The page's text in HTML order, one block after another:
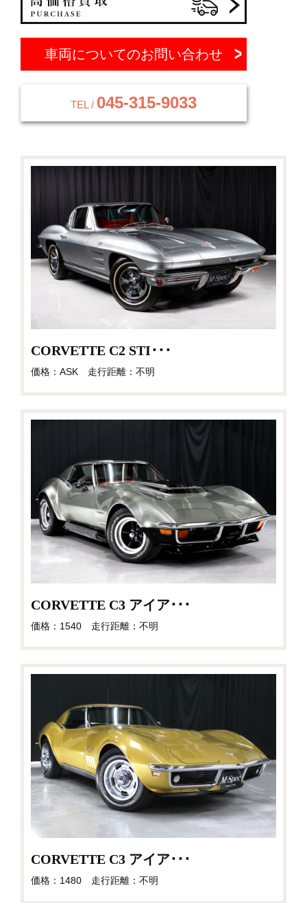
車両についてのお問い合わせ
TEL / 045-315-9033
CORVETTE C2 STI･･･
価格：ASK 走行距離：不明
CORVETTE C3 アイア･･･
価格：1540 走行距離：不明
CORVETTE C3 アイア･･･
価格：1480 走行距離：不明